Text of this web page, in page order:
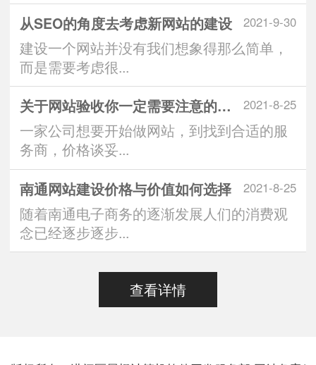
2021-9-30
从SEO的角度去考虑新网站的建设
建设一个网站并没有我们想象得那么简单，
而是需要考虑很...
2021-8-25
关于网站验收你一定需要注意的问题
一家公司想要开始做网站，到找到合适的服
务商，价格谈妥...
2021-8-25
南通网站建设价格与价值如何选择
随着南通电子商务的逐渐发展人们的消费观
念已经逐步逐步...
查看详情